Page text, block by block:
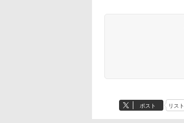
ポスト リスト